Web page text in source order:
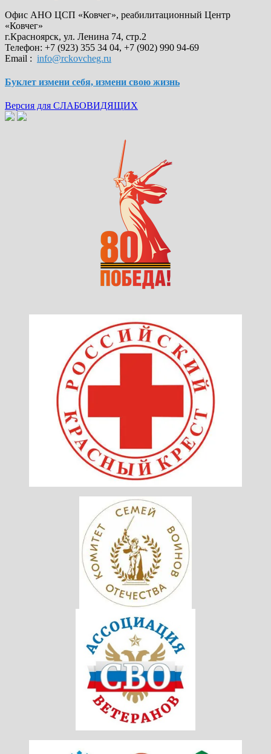
Офис АНО ЦСП «Ковчег», реабилитационный Центр
«Ковчег»
г.Красноярск, ул. Ленина 74, стр.2
Телефон: +7 (923) 355 34 04, +7 (902) 990 94-69
Email : info@rckovcheg.ru
Буклет измени себя, измени свою жизнь
Версия для СЛАБОВИДЯЩИХ